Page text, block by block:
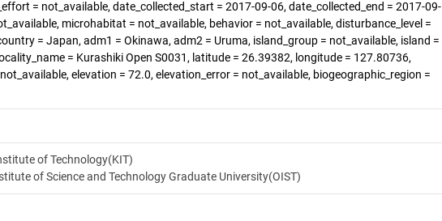
= not_available, date_collected_start = 2017-09-06, date_collected_end = 2017-09-
microhabitat = not_available, behavior = not_available, disturbance_level =
= Japan, adm1 = Okinawa, adm2 = Uruma, island_group = not_available, island =
= Kurashiki Open S0031, latitude = 26.39382, longitude = 127.80736,
elevation = 72.0, elevation_error = not_available, biogeographic_region =
of Technology(KIT)
of Science and Technology Graduate University(OIST)